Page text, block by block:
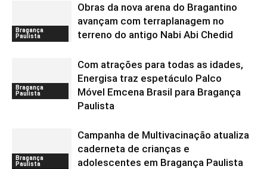
Bragança
Paulista
Obras da nova arena do Bragantino
avançam com terraplanagem no
terreno do antigo Nabi Abi Chedid
Bragança
Paulista
Com atrações para todas as idades,
Energisa traz espetáculo Palco
Móvel Emcena Brasil para Bragança
Paulista
Bragança
Paulista
Campanha de Multivacinação atualiza
caderneta de crianças e
adolescentes em Bragança Paulista